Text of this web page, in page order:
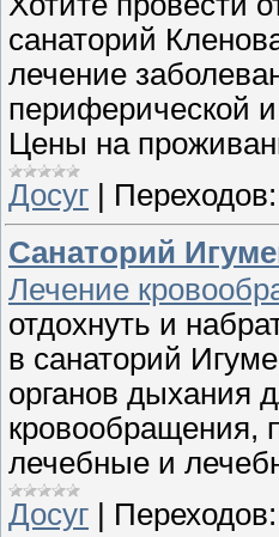
санаторий
лечение
периферической
Цены на
Досуг
Переходов:
Санаторий
Лечение
отдохнуть и
в санаторий
органов дыхания
кровообращения,
лечебные и
Досуг
Переходов: